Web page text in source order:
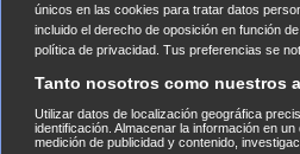
únicos en las cookies para tratar datos
incluido el derecho de oposición en función
política de privacidad. Tus preferencias se
Tanto nosotros como nuestros
Utilizar datos de localización geográfica
identificación. Almacenar la información en
medición de publicidad y contenido,